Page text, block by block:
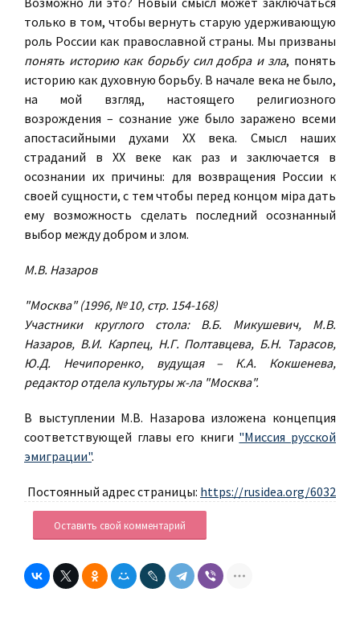
только в том, чтобы вернуть старую удерживающую
роль России как православной страны. Мы призваны
понять историю как борьбу сил добра и зла, понять
историю как духовную борьбу. В начале века не было,
на мой взгляд, настоящего религиозного
возрождения – сознание уже было заражено всеми
апостасийными духами XX века. Смысл наших
страданий в XX веке как раз и заключается в
осознании их причины: для возвращения России к
своей сущности, с тем чтобы перед концом мiра дать
ему возможность сделать последний осознанный
выбор между добром и злом.
М.В. Назаров
"Москва" (1996, № 10, стр. 154-168)
Участники круглого стола: В.Б. Микушевич, М.В.
Назаров, В.И. Карпец, Н.Г. Полтавцева, Б.Н. Тарасов,
Ю.Д. Нечипоренко, вудущая – К.А. Кокшенева,
редактор отдела культуры ж-ла "Москва".
В выступлении М.В. Назарова изложена концепция
соответствующей главы его книги "Миссия русской
эмиграции".
Постоянный адрес страницы: https://rusidea.org/6032
Оставить свой комментарий